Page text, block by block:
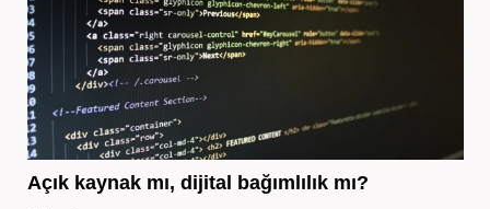
Açık kaynak mı, dijital bağımlılık mı?